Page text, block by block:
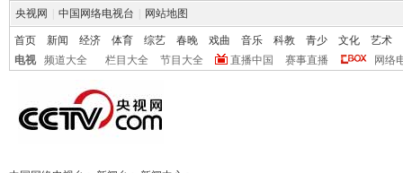
央视网 中国网络电视台 网站地图
首页 新闻 经济 体育 综艺 春晚 戏曲 音乐 科教 青少 文化
艺术
电视
频道大全 栏目大全 节目大全 直播中国 赛事直播 网络